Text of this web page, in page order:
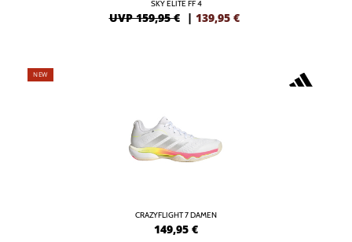
SKY ELITE FF 4
UVP 159,95 € | 139,95 €
NEW
CRAZYFLIGHT 7 DAMEN
149,95 €